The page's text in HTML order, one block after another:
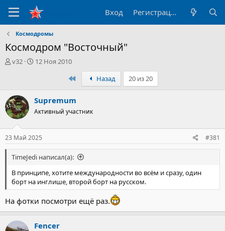
Вход Регистрация
Космодромы
Космодром "Восточный"
А
р
т
е
м
ы
v32
Д
н
а
ч
л
а
12 Ноя 2010
ПервыйНазад 20 из 20
Supremum
Активный участник
23 Май 2025 #381
TimeJedi написал(а):
В принципе, хотите международности во всём и сразу, один
борт на инглише, второй борт на русском.
На фотки посмотри ещё раз.
Fencer